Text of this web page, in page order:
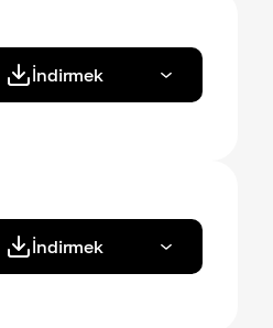
İndirmek
İndirmek